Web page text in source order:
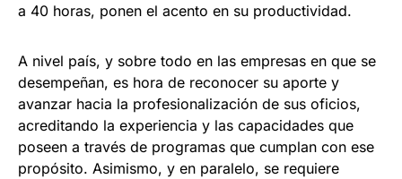
a 40 horas, ponen el acento en su productividad.
A nivel país, y sobre todo en las empresas en que se
desempeñan, es hora de reconocer su aporte y
avanzar hacia la profesionalización de sus oficios,
acreditando la experiencia y las capacidades que
poseen a través de programas que cumplan con ese
propósito. Asimismo, y en paralelo, se requiere